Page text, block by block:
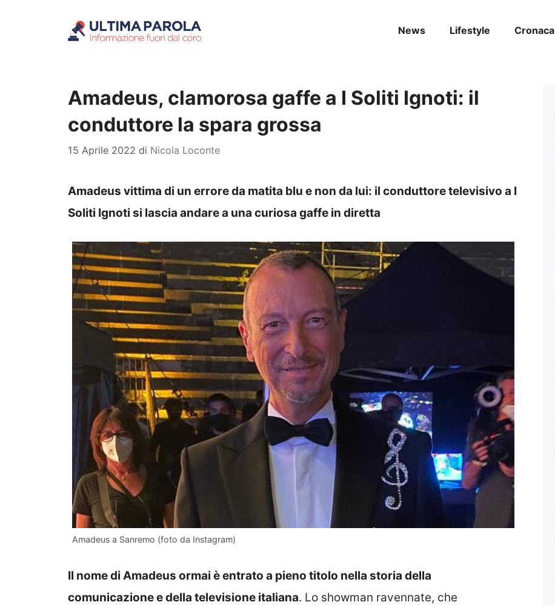
News Lifestyle Cronaca
Amadeus, clamorosa gaffe a I Soliti Ignoti: il
conduttore la spara grossa
15 Aprile 2022 di Nicola Loconte
Amadeus vittima di un errore da matita blu e non da lui: il conduttore televisivo a I
Soliti Ignoti si lascia andare a una curiosa gaffe in diretta
Amadeus a Sanremo (foto da Instagram)
Il nome di Amadeus ormai è entrato a pieno titolo nella storia della
comunicazione e della televisione italiana. Lo showman ravennate, che